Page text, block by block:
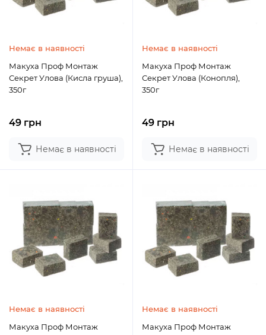
Немає в наявності
Макуха Проф Монтаж
Секрет Улова (Кисла груша),
350г
49 грн
Немає в наявності
Немає в наявності
Макуха Проф Монтаж
Секрет Улова (Конопля),
350г
49 грн
Немає в наявності
Немає в наявності
Макуха Проф Монтаж
Немає в наявності
Макуха Проф Монтаж